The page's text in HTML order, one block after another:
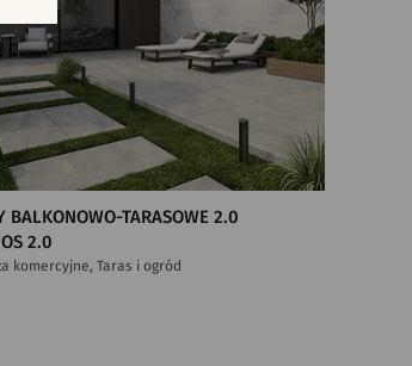
BALKONOWO-TARASOWE 2.0
2.0
komercyjne, Taras i ogród